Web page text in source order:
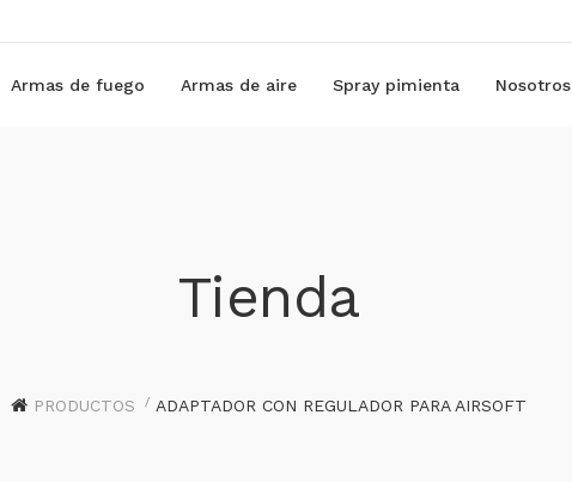
Armas de fuego Armas de aire Spray pimienta Nosotros
Tienda
PRODUCTOS ADAPTADOR CON REGULADOR PARA AIRSOFT